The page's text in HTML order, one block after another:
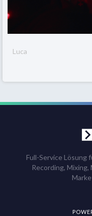
Luca
Full-Service Lösung
Recording,